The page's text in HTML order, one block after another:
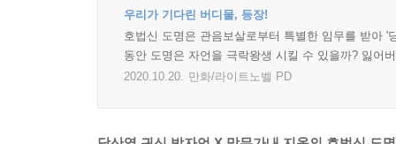
우리가 기다린 버디물, 등장!
호법신 도명은 관음보살로부터 특별한 임무를 받아
동안 도명은 자언을 극락왕생 시킬 수 있을까? 잃어
2020.10.20. 만화/라이트노벨 PD